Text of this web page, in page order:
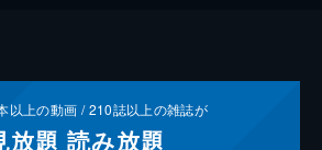
以上の動画 /210誌以上の雑誌が
放題 読み放題